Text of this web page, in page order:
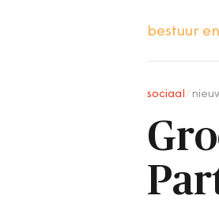
bestuur
sociaal